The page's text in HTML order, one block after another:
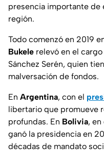
presencia importante de
región.
Todo comenzó en 2019
Bukele relevó en el
Sánchez Serén, quien
malversación de fondos.
En Argentina, con el
libertario que promueve
profundas. En Bolivia,
ganó la presidencia en
décadas de mandato